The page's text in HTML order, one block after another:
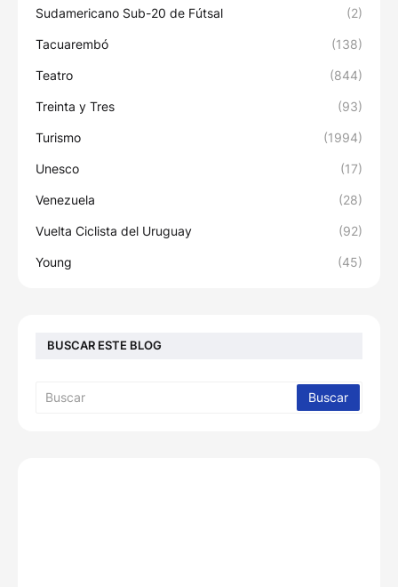
Sudamericano Sub-20 de Fútsal (2)
Tacuarembó (138)
Teatro (844)
Treinta y Tres (93)
Turismo (1994)
Unesco (17)
Venezuela (28)
Vuelta Ciclista del Uruguay (92)
Young (45)
BUSCAR ESTE BLOG